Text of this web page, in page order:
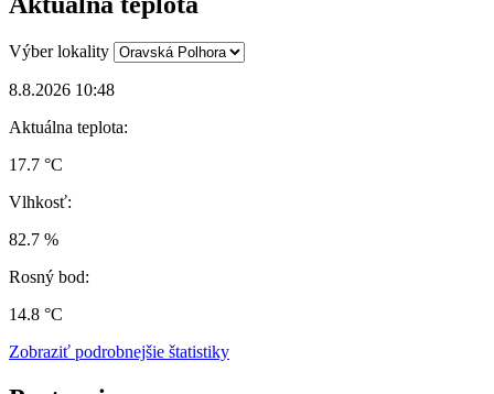
Výber lokality
8.8.2026 10:48
Aktuálna teplota:
17.7 °C
Vlhkosť:
82.7 %
Rosný bod:
14.8 °C
Zobraziť podrobnejšie štatistiky